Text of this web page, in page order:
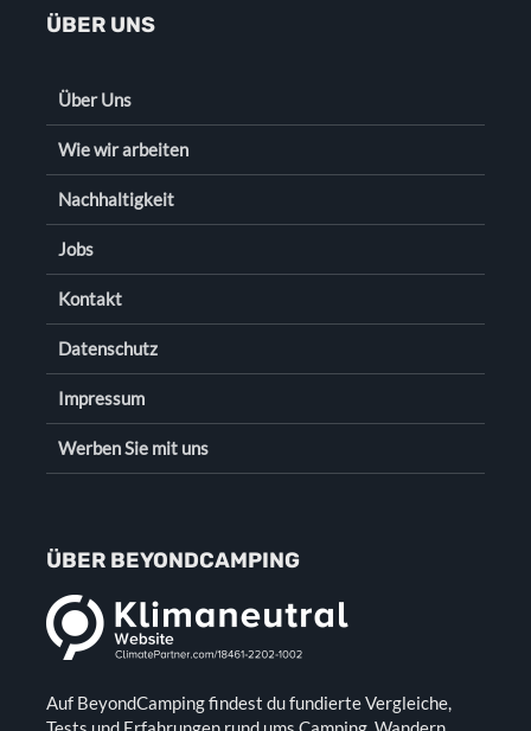
ÜBER UNS
Über Uns
Wie wir arbeiten
Nachhaltigkeit
Jobs
Kontakt
Datenschutz
Impressum
Werben Sie mit uns
ÜBER BEYONDCAMPING
Auf BeyondCamping findest du fundierte Vergleiche,